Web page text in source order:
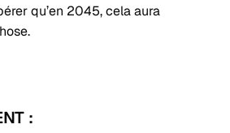
qu’en 2045, cela aura
: